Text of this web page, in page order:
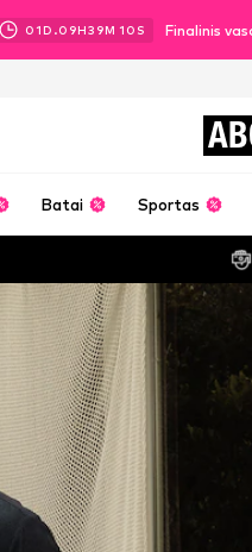
01D.09H39M 09 S Finalinis
Batai Sportas